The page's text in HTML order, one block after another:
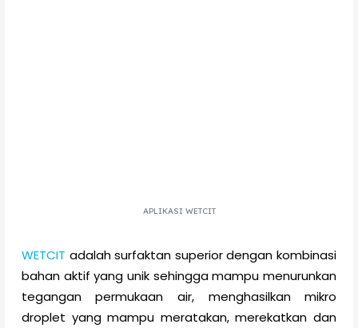
APLIKASI WETCIT
WETCIT adalah surfaktan superior dengan kombinasi
bahan aktif yang unik sehingga mampu menurunkan
tegangan permukaan air, menghasilkan mikro
droplet yang mampu meratakan, merekatkan dan